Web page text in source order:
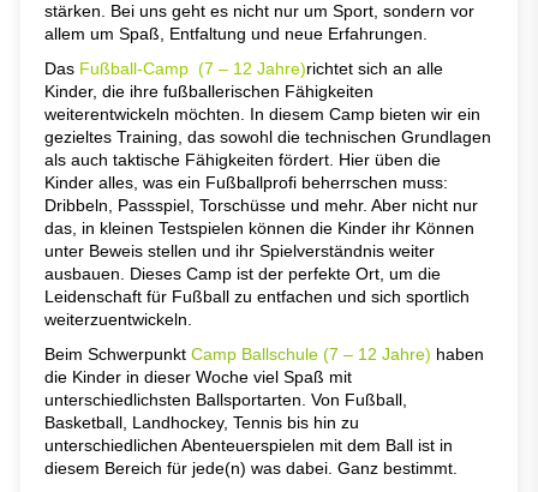
stärken. Bei uns geht es nicht nur um Sport, sondern vor
allem um Spaß, Entfaltung und neue Erfahrungen.
Das Fußball-Camp (7 – 12 Jahre)richtet sich an alle
Kinder, die ihre fußballerischen Fähigkeiten
weiterentwickeln möchten. In diesem Camp bieten wir ein
gezieltes Training, das sowohl die technischen Grundlagen
als auch taktische Fähigkeiten fördert. Hier üben die
Kinder alles, was ein Fußballprofi beherrschen muss:
Dribbeln, Passspiel, Torschüsse und mehr. Aber nicht nur
das, in kleinen Testspielen können die Kinder ihr Können
unter Beweis stellen und ihr Spielverständnis weiter
ausbauen. Dieses Camp ist der perfekte Ort, um die
Leidenschaft für Fußball zu entfachen und sich sportlich
weiterzuentwickeln.
Beim Schwerpunkt Camp Ballschule (7 – 12 Jahre) haben
die Kinder in dieser Woche viel Spaß mit
unterschiedlichsten Ballsportarten. Von Fußball,
Basketball, Landhockey, Tennis bis hin zu
unterschiedlichen Abenteuerspielen mit dem Ball ist in
diesem Bereich für jede(n) was dabei. Ganz bestimmt.